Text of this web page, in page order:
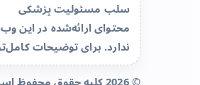
سلب مسئولیت پزشکی
محتوای ارائه‌شده در این
ندارد. برای توضیحات
© 2026 کلیه حقوق محفوظ است.